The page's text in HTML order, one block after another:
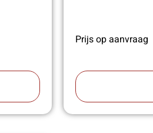
Prijs op aanvraag